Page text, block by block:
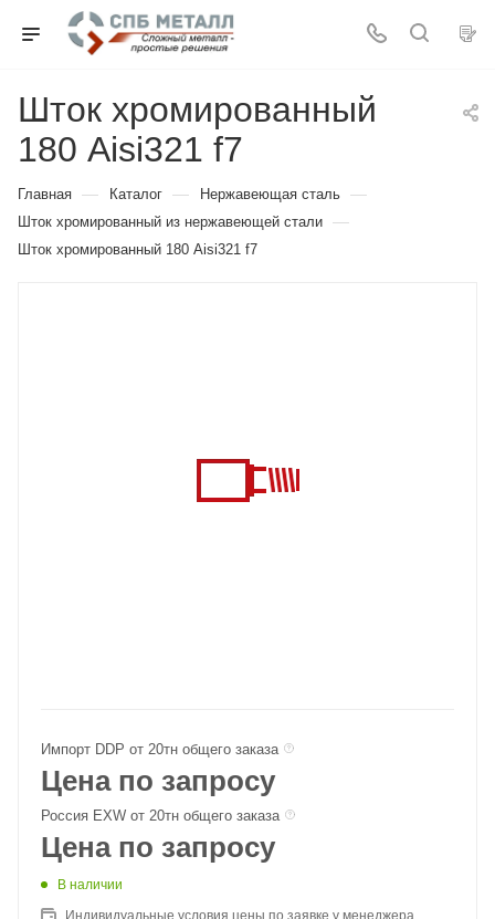
Шток хромированный
180 Aisi321 f7
Главная — Каталог — Нержавеющая сталь —
Шток хромированный из нержавеющей стали —
Шток хромированный 180 Aisi321 f7
Импорт DDP от 20тн общего заказа
Цена по запросу
Россия EXW от 20тн общего заказа
Цена по запросу
В наличии
Индивидуальные условия цены по заявке у менеджера